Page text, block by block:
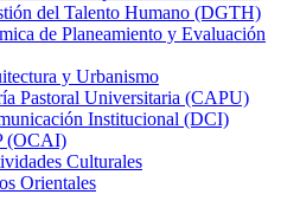
del Talento Humano (DGTH)
de Planeamiento y Evaluación
y Urbanismo
Pastoral Universitaria (CAPU)
Institucional (DCI)
(OCAI)
Culturales
Orientales